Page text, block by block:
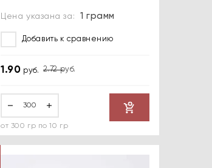
Цена указана за: 1 грамм
Добавить к сравнению
1.90 руб. 2.72руб.
от 300 гр по 10 гр